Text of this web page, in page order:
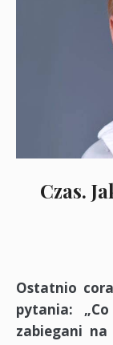
Czas.
Ostatnio
pytania:
zabiegani